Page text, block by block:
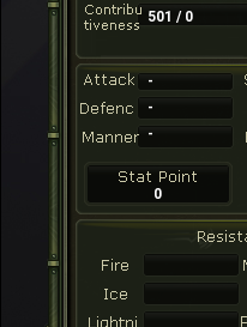
501 / 0
-
-
-
0